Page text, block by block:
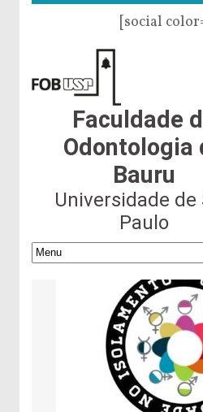
[social
Faculdade
Odontologia
Bauru
Universidade de
Paulo